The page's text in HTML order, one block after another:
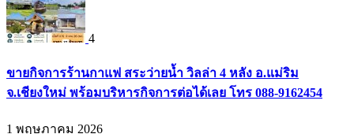
4
ขายกิจการร้านกาแฟ สระว่ายน้ำ วิลล่า 4 หลัง อ.แม่ริม
จ.เชียงใหม่ พร้อมบริหารกิจการต่อได้เลย โทร 088-9162454
1 พฤษภาคม 2026